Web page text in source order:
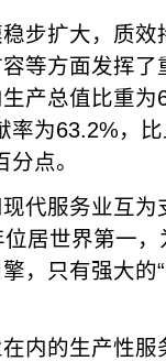
步扩大，质
等方面发挥
产总值比重
率为63.2%，
点。
代服务业互
居世界第一
，只有强大的
内的生产性